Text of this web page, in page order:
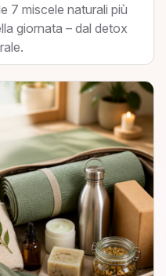
7 miscele naturali più
giornata – dal detox